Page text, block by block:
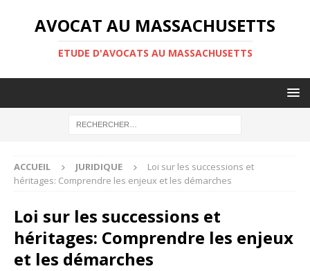
AVOCAT AU MASSACHUSETTS
ETUDE D'AVOCATS AU MASSACHUSETTS
ACCUEIL JURIDIQUE
Loi sur les successions et
héritages: Comprendre les enjeux et les démarches
Loi sur les successions et
héritages: Comprendre les enjeux
et les démarches